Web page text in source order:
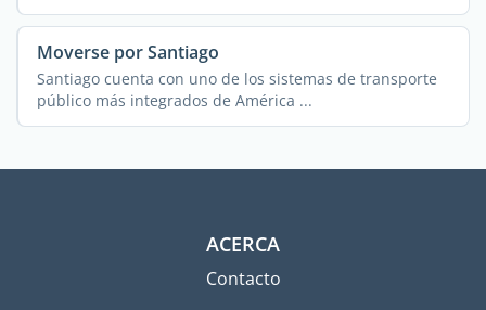
Moverse por Santiago
Santiago cuenta con uno de los sistemas de transporte
público más integrados de América ...
ACERCA
Contacto